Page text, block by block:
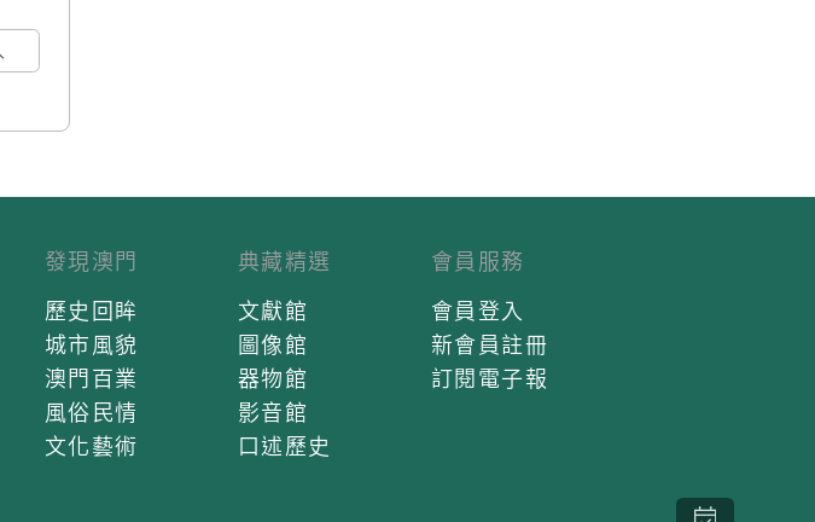
發現澳門
歷史回眸
城市風貌
澳門百業
風俗民情
文化藝術
典藏精選
文獻館
圖像館
器物館
影音館
口述歷史
會員服務
會員登入
新會員註冊
訂閱電子報